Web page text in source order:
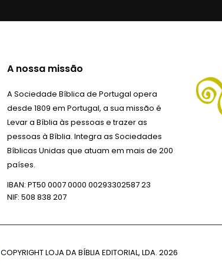
A nossa missão
A Sociedade Bíblica de Portugal opera
desde 1809 em Portugal, a sua missão é
Levar a Bíblia às pessoas e trazer as
pessoas à Bíblia. Integra as Sociedades
Bíblicas Unidas que atuam em mais de 200
países.
IBAN: PT50 0007 0000 00293302587 23
NIF: 508 838 207
COPYRIGHT LOJA DA BÍBLIA EDITORIAL, LDA. 2026